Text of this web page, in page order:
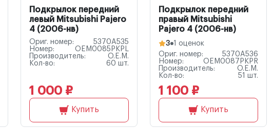
Подкрылок передний
левый Mitsubishi Pajero
4 (2006-нв)
Ориг. номер:
5370A535
Номер:
OEM0085PKPL
Производитель:
O.E.M.
Кол-во:
60 шт.
1 000 ₽
Купить
Подкрылок передний
правый Mitsubishi
Pajero 4 (2006-нв)
3 1 оценок
Ориг. номер:
5370A536
Номер:
OEM0087PKPR
Производитель:
O.E.M.
Кол-во:
51 шт.
1 100 ₽
Купить